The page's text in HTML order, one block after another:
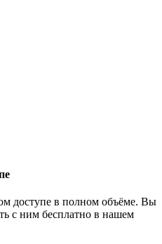
доступе в полном объёме. Вы
с ним бесплатно в нашем